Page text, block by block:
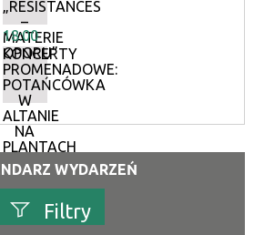
„RESISTANCES
–
MATERIE
OPORU”
18:00
KONCERTY
PROMENADOWE:
POTAŃCÓWKA
W
ALTANIE
NA
PLANTACH
WYDARZEŃ
Filtry